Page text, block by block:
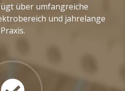
über umfangreiche
und jahrelange
Praxis.